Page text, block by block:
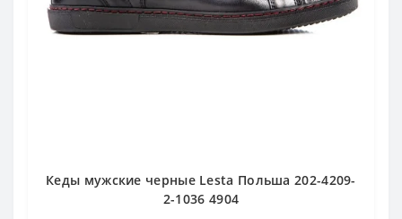
Кеды мужские черные Lesta Польша 202-4209-
2-1036 4904